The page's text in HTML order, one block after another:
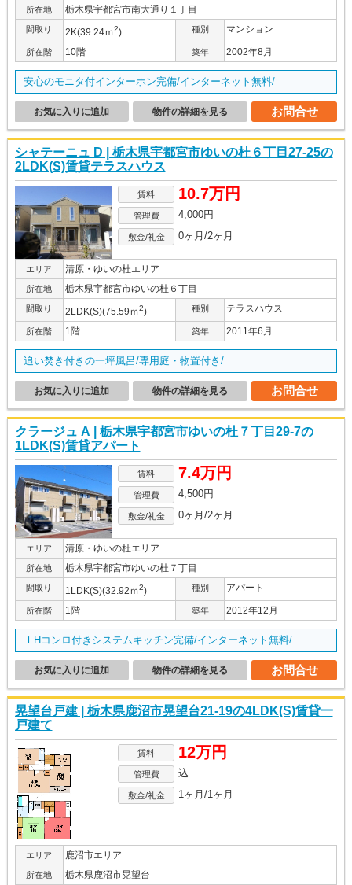
所在地 栃木県宇都宮市南大通り１丁目
間取り 2K(39.24ｍ2) 種別 マンション
所在階 10階 築年 2002年8月
安心のモニタ付インターホン完備/インターネット無料/
お問合せ
物件の詳細を見る
お気に入りに追加
シャテーニュ D | 栃木県宇都宮市ゆいの杜６丁目27-25の
2LDK(S)賃貸テラスハウス
賃料 10.7万円
管理費 4,000円
敷金/礼金 0ヶ月/2ヶ月
エリア 清原・ゆいの杜エリア
所在地 栃木県宇都宮市ゆいの杜６丁目
間取り 2LDK(S)(75.59ｍ2) 種別 テラスハウス
所在階 1階 築年 2011年6月
追い焚き付きの一坪風呂/専用庭・物置付き/
お問合せ
物件の詳細を見る
お気に入りに追加
クラージュ A | 栃木県宇都宮市ゆいの杜７丁目29-7の
1LDK(S)賃貸アパート
賃料 7.4万円
管理費 4,500円
敷金/礼金 0ヶ月/2ヶ月
エリア 清原・ゆいの杜エリア
所在地 栃木県宇都宮市ゆいの杜７丁目
間取り 1LDK(S)(32.92ｍ2) 種別 アパート
所在階 1階 築年 2012年12月
ＩHコンロ付きシステムキッチン完備/インターネット無料/
お問合せ
物件の詳細を見る
お気に入りに追加
晃望台戸建 | 栃木県鹿沼市晃望台21-19の4LDK(S)賃貸一
戸建て
賃料 12万円
管理費 込
敷金/礼金 1ヶ月/1ヶ月
エリア 鹿沼市エリア
所在地 栃木県鹿沼市晃望台